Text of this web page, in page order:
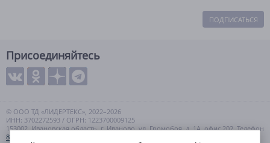
ПОДПИСАТЬСЯ
Присоединяйтесь
© ООО ТД «ЛИДЕРТЕКС», 2022–2026
ИНН: 3702272593 / ОГРН: 1223700009125
153002, Ивановская область, г. Иваново, ул. Громобоя, д. 1А, офис 202. Телефон
8 (800) 550-99-57